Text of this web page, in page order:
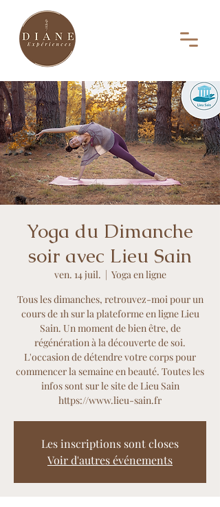
Yoga du Dimanche
soir avec Lieu Sain
ven. 14 juil.
  |
Yoga en ligne
Tous les dimanches, retrouvez-moi pour un
cours de 1h sur la plateforme en ligne Lieu
Sain. Un moment de bien être, de
régénération à la découverte de soi.
L'occasion de détendre votre corps pour
commencer la semaine en beauté. Toutes les
infos sont sur le site de Lieu Sain
https://www.lieu-sain.fr
Les inscriptions sont closes
Voir d'autres événements